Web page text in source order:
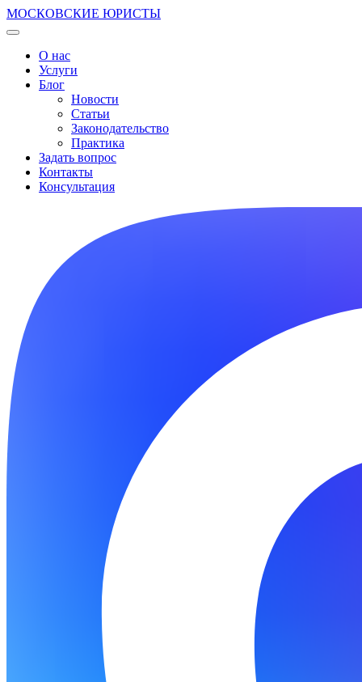
МОСКОВСКИЕ ЮРИСТЫ
О нас
Услуги
Блог
Новости
Статьи
Законодательство
Практика
Задать вопрос
Контакты
Консультация